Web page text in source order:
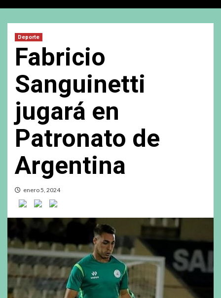
Deporte
Fabricio
Sanguinetti
jugará en
Patronato de
Argentina
enero 5, 2024